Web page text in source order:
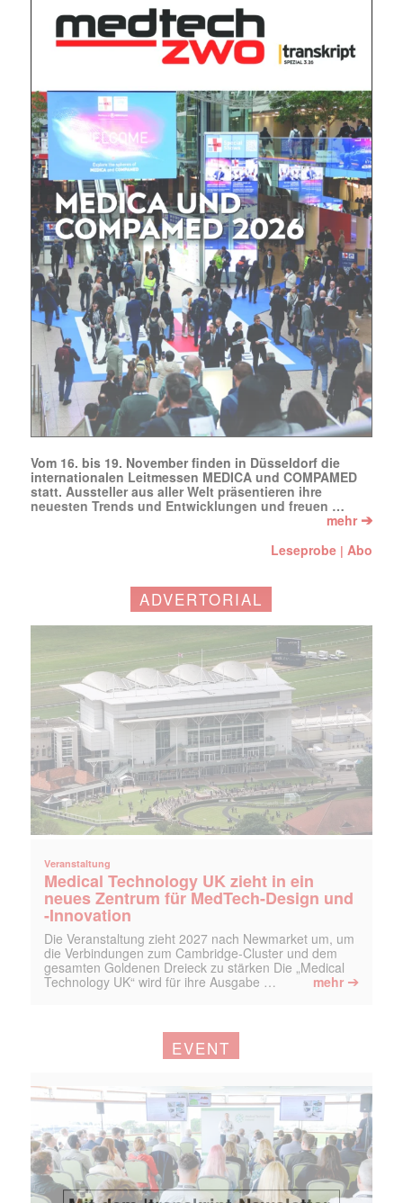
Mit dem |transkript-Newsletter
jede Woche aktuell informiert.
E-
(erforderlich)
Vom 16. bis 19. November finden in Düsseldorf die
internationalen Leitmessen MEDICA und COMPAMED
statt. Aussteller aus aller Welt präsentieren ihre
neuesten Trends und Entwicklungen und freuen …
mehr ➔
Leseprobe |Abo
ADVERTORIAL
Veranstaltung
Medical Technology UK zieht in ein
neues Zentrum für MedTech-Design und
-Innovation
Die Veranstaltung zieht 2027 nach Newmarket um, um
die Verbindungen zum Cambridge-Cluster und dem
gesamten Goldenen Dreieck zu stärken Die „Medical
Technology UK“ wird für ihre Ausgabe …
mehr ➔
EVENT